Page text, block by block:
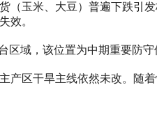
（玉米、大豆）普遍下跌引
效。
域，该位置为中期重要防
产区干旱主线依然未改。随